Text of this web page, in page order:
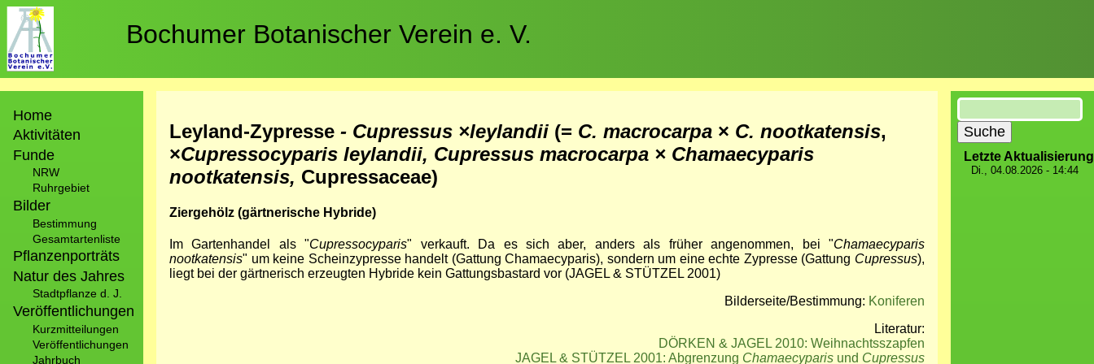
Direkt
zum
Inhalt
Bochumer Botanischer Verein e. V.
Home
Aktivitäten
Funde
NRW
Ruhrgebiet
Bilder
Bestimmung
Gesamtartenliste
Pflanzenporträts
Natur des Jahres
Stadtpflanze d. J.
Veröffentlichungen
Kurzmitteilungen
Veröffentlichungen
Jahrbuch
Leyland-Zypresse - Cupressus ×leylandii (= C. macrocarpa × C. nootkatensis,
×Cupressocyparis leylandii, Cupressus macrocarpa × Chamaecyparis
nootkatensis, Cupressaceae)
Ziergehölz (gärtnerische Hybride)
Im Gartenhandel als "Cupressocyparis" verkauft. Da es sich aber, anders als früher angenommen, bei "Chamaecyparis
nootkatensis" um keine Scheinzypresse handelt (Gattung Chamaecyparis), sondern um eine echte Zypresse (Gattung Cupressus),
liegt bei der gärtnerisch erzeugten Hybride kein Gattungsbastard vor (JAGEL & STÜTZEL 2001)
Bilderseite/Bestimmung: Koniferen
Literatur:
DÖRKEN & JAGEL 2010: Weihnachtsszapfen
JAGEL & STÜTZEL 2001: Abgrenzung Chamaecyparis und Cupressus
Suche
Letzte Aktualisierung
Di., 04.08.2026 - 14:44